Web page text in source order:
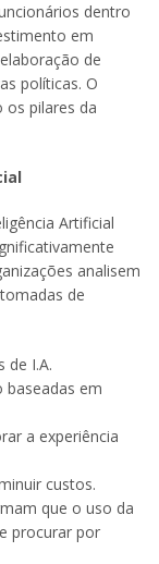
dentro
em
de
políticas. O
pilares da
Artificial
analisem
de
de I.A.
baseadas em
a experiência
custos.
que o uso da
procurar por